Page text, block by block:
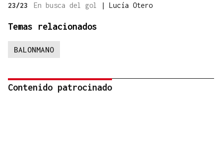
23/23 En busca del gol | Lucía Otero
Temas relacionados
BALONMANO
Contenido patrocinado